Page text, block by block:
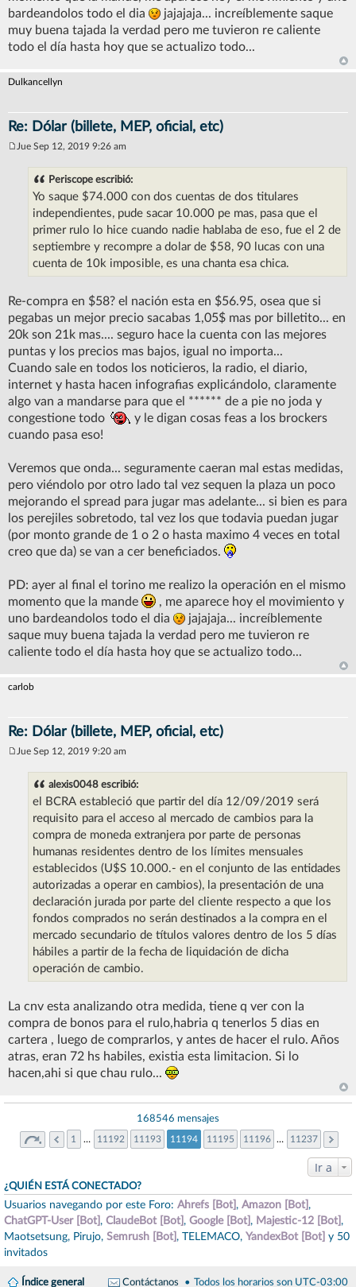
bardeandolos todo el dia
jajajaja... increíblemente saque
muy buena tajada la verdad pero me tuvieron re caliente
todo el día hasta hoy que se actualizo todo...
Dulkancellyn
Re: Dólar (billete, MEP, oficial, etc)
Jue Sep 12, 2019 9:26 am
Periscope escribió:
Yo saque $74.000 con dos cuentas de dos titulares
independientes, pude sacar 10.000 pe mas, pasa que el
primer rulo lo hice cuando nadie hablaba de eso, fue el 2 de
septiembre y recompre a dolar de $58, 90 lucas con una
cuenta de 10k imposible, es una chanta esa chica.
Re-compra en $58? el nación esta en $56.95, osea que si
pegabas un mejor precio sacabas 1,05$ mas por billetito... en
20k son 21k mas.... seguro hace la cuenta con las mejores
puntas y los precios mas bajos, igual no importa...
Cuando sale en todos los noticieros, la radio, el diario,
internet y hasta hacen infografias explicándolo, claramente
algo van a mandarse para que el ****** de a pie no joda y
congestione todo
y le digan cosas feas a los brockers
cuando pasa eso!
Veremos que onda... seguramente caeran mal estas medidas,
pero viéndolo por otro lado tal vez sequen la plaza un poco
mejorando el spread para jugar mas adelante... si bien es para
los perejiles sobretodo, tal vez los que todavia puedan jugar
(por monto grande de 1 o 2 o hasta maximo 4 veces en total
creo que da) se van a cer beneficiados.
PD: ayer al final el torino me realizo la operación en el mismo
momento que la mande
, me aparece hoy el movimiento y
uno bardeandolos todo el dia
jajajaja... increíblemente
saque muy buena tajada la verdad pero me tuvieron re
caliente todo el día hasta hoy que se actualizo todo...
carlob
Re: Dólar (billete, MEP, oficial, etc)
Jue Sep 12, 2019 9:20 am
alexis0048 escribió:
el BCRA estableció que partir del día 12/09/2019 será
requisito para el acceso al mercado de cambios para la
compra de moneda extranjera por parte de personas
humanas residentes dentro de los límites mensuales
establecidos (U$S 10.000.- en el conjunto de las entidades
autorizadas a operar en cambios), la presentación de una
declaración jurada por parte del cliente respecto a que los
fondos comprados no serán destinados a la compra en el
mercado secundario de títulos valores dentro de los 5 días
hábiles a partir de la fecha de liquidación de dicha
operación de cambio.
La cnv esta analizando otra medida, tiene q ver con la
compra de bonos para el rulo,habria q tenerlos 5 dias en
cartera , luego de comprarlos, y antes de hacer el rulo. Años
atras, eran 72 hs habiles, existia esta limitacion. Si lo
hacen,ahi si que chau rulo...
168546 mensajes
1 … 11192 11193 11194 11195 11196 … 11237
Ir a
¿QUIÉN ESTÁ CONECTADO?
Usuarios navegando por este Foro: Ahrefs [Bot] , Amazon [Bot] ,
ChatGPT-User [Bot] , ClaudeBot [Bot] , Google [Bot] , Majestic-12 [Bot] ,
Maotsetsung, Pirujo, Semrush [Bot] , TELEMACO, YandexBot [Bot] y 50
invitados
Índice general Todos los horarios son UTC-03:00
Contáctanos